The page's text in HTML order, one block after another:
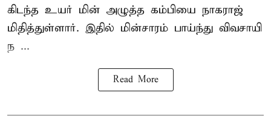
கிடந்த உயர் மின் அழுத்த கம்பியை நாகராஜ்
மிதித்துள்ளார். இதில் மின்சாரம் பாய்ந்து விவசாயி
ந ...
Read More